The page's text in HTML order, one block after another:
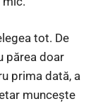
tot. De
părea doar
prima dată, a
muncește